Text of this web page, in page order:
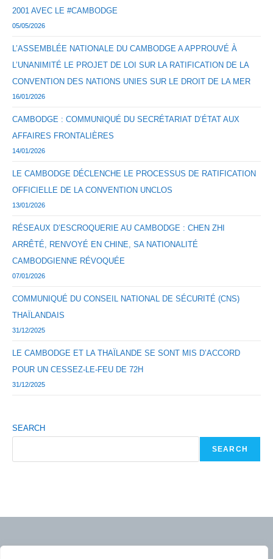
2001 AVEC LE #CAMBODGE
05/05/2026
L’ASSEMBLÉE NATIONALE DU CAMBODGE A APPROUVÉ À
L’UNANIMITÉ LE PROJET DE LOI SUR LA RATIFICATION DE LA
CONVENTION DES NATIONS UNIES SUR LE DROIT DE LA MER
16/01/2026
CAMBODGE : COMMUNIQUÉ DU SECRÉTARIAT D’ÉTAT AUX
AFFAIRES FRONTALIÈRES
14/01/2026
LE CAMBODGE DÉCLENCHE LE PROCESSUS DE RATIFICATION
OFFICIELLE DE LA CONVENTION UNCLOS
13/01/2026
RÉSEAUX D’ESCROQUERIE AU CAMBODGE : CHEN ZHI
ARRÊTÉ, RENVOYÉ EN CHINE, SA NATIONALITÉ
CAMBODGIENNE RÉVOQUÉE
07/01/2026
COMMUNIQUÉ DU CONSEIL NATIONAL DE SÉCURITÉ (CNS)
THAÏLANDAIS
31/12/2025
LE CAMBODGE ET LA THAÏLANDE SE SONT MIS D’ACCORD
POUR UN CESSEZ-LE-FEU DE 72H
31/12/2025
SEARCH
SEARCH